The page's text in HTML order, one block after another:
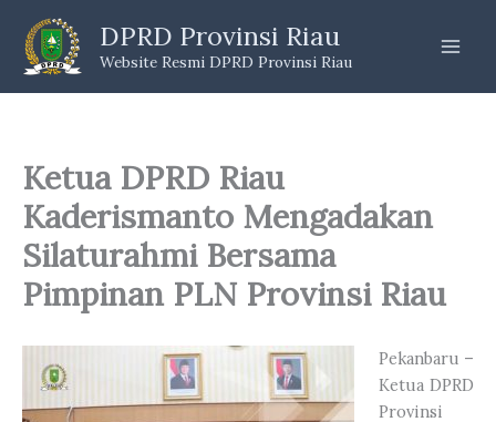
content
DPRD Provinsi Riau
Website Resmi DPRD Provinsi Riau
Ketua DPRD Riau
Kaderismanto Mengadakan
Silaturahmi Bersama
Pimpinan PLN Provinsi Riau
Pekanbaru –
Ketua DPRD
Provinsi